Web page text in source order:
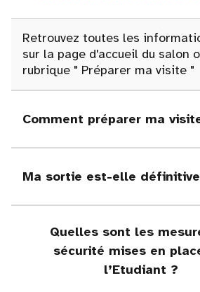
Retrouvez toutes les
sur la page d'accueil du salon
rubrique " Préparer ma visite "
Comment préparer ma
Ma sortie est-elle
Quelles sont les
sécurité mises en
l’Etudiant ?